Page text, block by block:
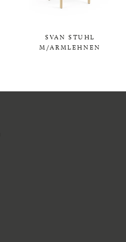
SVAN STUHL
M/ARMLEHNEN